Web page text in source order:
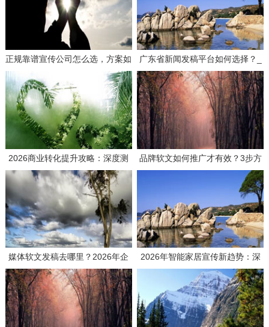
正规靠谱宣传公司怎么选，方案如
广东省新闻发稿平台如何选择？_
3个要点帮你找到靠谱服务商
2026商业转化提升攻略：深度测
评如何选择高效媒体发稿供应商
品牌软文如何推广才有效？3步方
案与实战思路分享
媒体软文发稿去哪里？2026年企
业发稿平台选择全攻略与避坑指南
2026年智能家居宣传新趋势：深
度测评主流推广平台，解码品效合
一的传播密钥